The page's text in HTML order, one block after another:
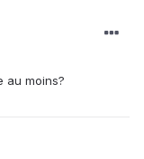
au moins?